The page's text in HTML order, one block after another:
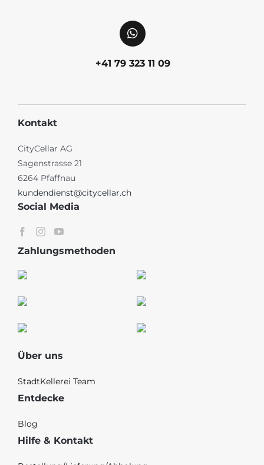
+41 79 323 11 09
Kontakt
CityCellar AG
Sagenstrasse 21
6264 Pfaffnau
kundendienst@citycellar.ch
Social Media
Zahlungsmethoden
Über uns
StadtKellerei Team
Entdecke
Blog
Hilfe & Kontakt